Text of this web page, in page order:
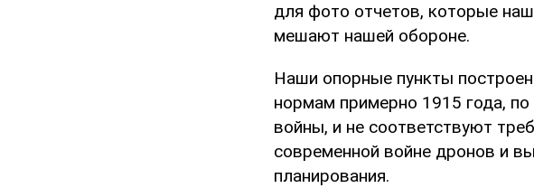
для фото отчетов, которые
мешают нашей обороне.
Наши опорные пункты
нормам примерно 1915 года,
войны, и не соответствуют
современной войне дронов и
планирования.